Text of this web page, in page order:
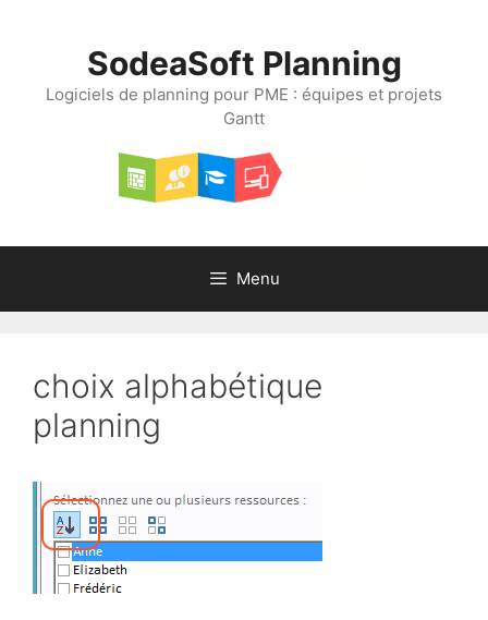
SodeaSoft Planning
Logiciels de planning pour PME : équipes et projets
Gantt
Menu
choix alphabétique
planning